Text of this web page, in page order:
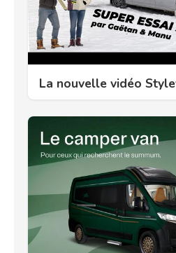
La nouvelle vidéo